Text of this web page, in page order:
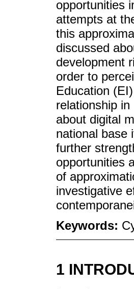
opportunities
attempts at
this
discussed
development
order to
Education
relationship
about digital
national base
further
opportunities
of
investigative
Keywords:
1